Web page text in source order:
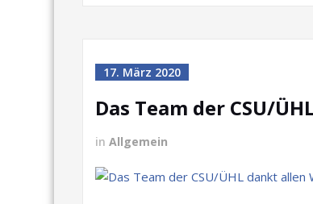
17. März 2020
Das Team der CSU/
in Allgemein